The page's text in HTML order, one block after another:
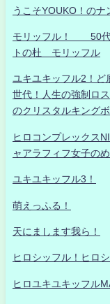
うこそYOUKO！の
モリッフル！ 50代
トの杜 モリッフル
ユキユキッフル2！ど
世代！人生の強制ロ
のクリスタルキング
ヒロコンプレックス
ャアラフィフ女子の
ユキユキッフル3！
萌えっふる！
天にまします我ら！
ヒロシッフル！ヒロ
ヒロユキユキッフル